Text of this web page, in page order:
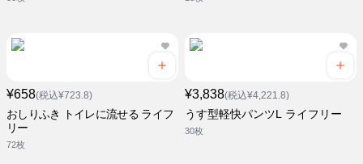
¥658(税込¥723.8)
おしりふき トイレに流せる ライフ
リー
72枚
¥3,838(税込¥4,221.8)
うす型軽快パンツL ライフリー
30枚